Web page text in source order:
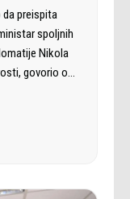
da preispita
spoljnih
Nikola
govorio o…